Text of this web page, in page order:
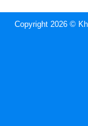
Copyright 2026 ©